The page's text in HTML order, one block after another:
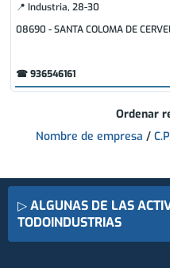
📍 Industria, 28-30
08690 - SANTA COLOMA DE
☎ 936546161
Ordenar
Nombre de empresa /
▷ALGUNAS DE LAS
TODOINDUSTRIAS